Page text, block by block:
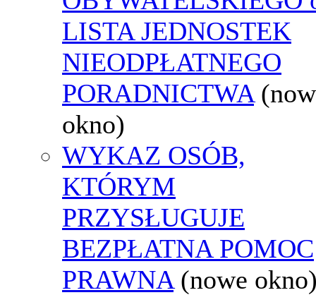
LISTA JEDNOSTEK
NIEODPŁATNEGO
PORADNICTWA
okno)
WYKAZ OSÓB,
KTÓRYM
PRZYSŁUGUJE
BEZPŁATNA POMOC
PRAWNA (nowe